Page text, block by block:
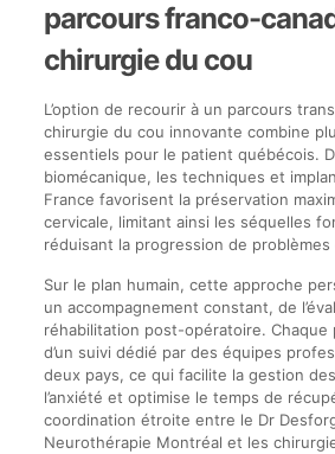
parcours franco-
chirurgie du cou
L’option de recourir à un parcours
chirurgie du cou innovante combine
essentiels pour le patient québécois.
biomécanique, les techniques et
France favorisent la préservation
cervicale, limitant ainsi les séquelles
réduisant la progression de
Sur le plan humain, cette approche
un accompagnement constant, de
réhabilitation post-opératoire. Chaque
d’un suivi dédié par des équipes
deux pays, ce qui facilite la gestion
l’anxiété et optimise le temps de
coordination étroite entre le Dr
Neurothérapie Montréal et les